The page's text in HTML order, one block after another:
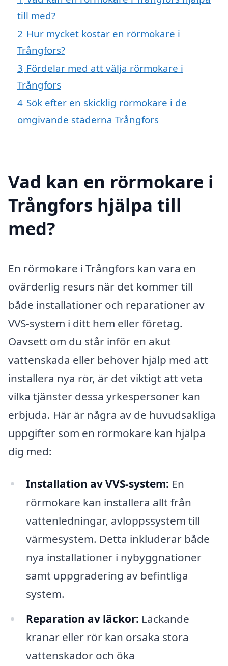
till med?
2 Hur mycket kostar en rörmokare i
Trångfors?
3 Fördelar med att välja rörmokare i
Trångfors
4 Sök efter en skicklig rörmokare i de
omgivande städerna Trångfors
Vad kan en rörmokare i
Trångfors hjälpa till
med?
En rörmokare i Trångfors kan vara en
ovärderlig resurs när det kommer till
både installationer och reparationer av
VVS-system i ditt hem eller företag.
Oavsett om du står inför en akut
vattenskada eller behöver hjälp med att
installera nya rör, är det viktigt att veta
vilka tjänster dessa yrkespersoner kan
erbjuda. Här är några av de huvudsakliga
uppgifter som en rörmokare kan hjälpa
dig med:
Installation av VVS-system: En
rörmokare kan installera allt från
vattenledningar, avloppssystem till
värmesystem. Detta inkluderar både
nya installationer i nybyggnationer
samt uppgradering av befintliga
system.
Reparation av läckor: Läckande
kranar eller rör kan orsaka stora
vattenskador och öka